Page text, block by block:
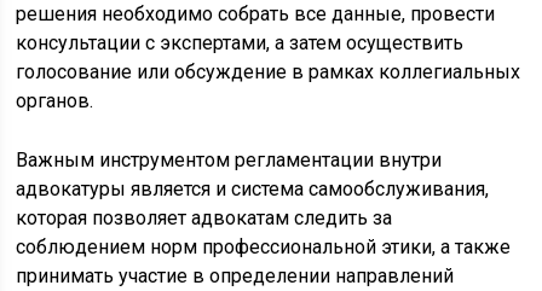
решения необходимо собрать все данные, провести
консультации с экспертами, а затем осуществить
голосование или обсуждение в рамках коллегиальных
органов.
Важным инструментом регламентации внутри
адвокатуры является и система самообслуживания,
которая позволяет адвокатам следить за
соблюдением норм профессиональной этики, а также
принимать участие в определении направлений